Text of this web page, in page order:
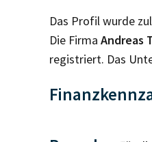
Das Profil wurde
Die Firma Andreas
registriert. Das